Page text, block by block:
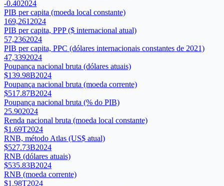
-0.402024
PIB per capita (moeda local constante)
169,261 2024
PIB per capita, PPP ($ internacional atual)
57,2362024
PIB per capita, PPC (dólares internacionais constantes de 2021)
47,3392024
Poupança nacional bruta (dólares atuais)
$139.98B2024
Poupança nacional bruta (moeda corrente)
$517.87B2024
Poupança nacional bruta (% do PIB)
25.902024
Renda nacional bruta (moeda local constante)
$1.69T2024
RNB, método Atlas (US$ atual)
$527.73B2024
RNB (dólares atuais)
$535.83B2024
RNB (moeda corrente)
$1.98T2024